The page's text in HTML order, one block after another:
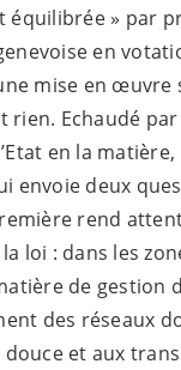
équilibrée » par
en
mise en œuvre
rien. Echaudé
en la
envoie deux
rend
loi : dans les
de gestion
des réseaux
et aux